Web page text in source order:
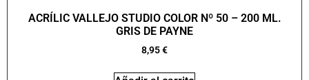
ACRÍLIC VALLEJO STUDIO COLOR Nº 50 – 200 ML.
GRIS DE PAYNE
8,95€